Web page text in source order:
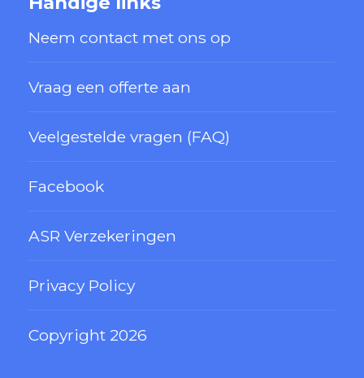
Neem contact met ons op
Vraag een offerte aan
Veelgestelde vragen (FAQ)
Facebook
ASR Verzekeringen
Privacy Policy
Copyright 2026